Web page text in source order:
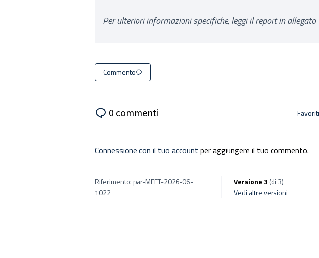
Per ulteriori informazioni specifiche, leggi il report in allegato
Commento
0 commenti Favoriti
Connessione con il tuo account per aggiungere il tuo commento.
Riferimento: par-MEET-2026-06-
1022
Versione 3 (di 3)
vedi altre versioni